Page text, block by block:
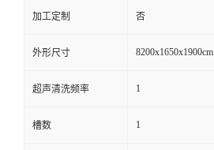
加工定制 否
外形尺寸 8200x1650x1900cm
超声清洗频率 1
槽数 1